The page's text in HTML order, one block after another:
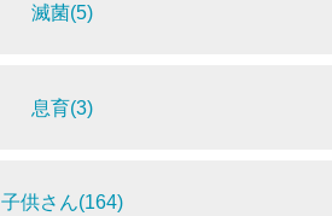
滅菌(5)
息育(3)
子供さん(164)